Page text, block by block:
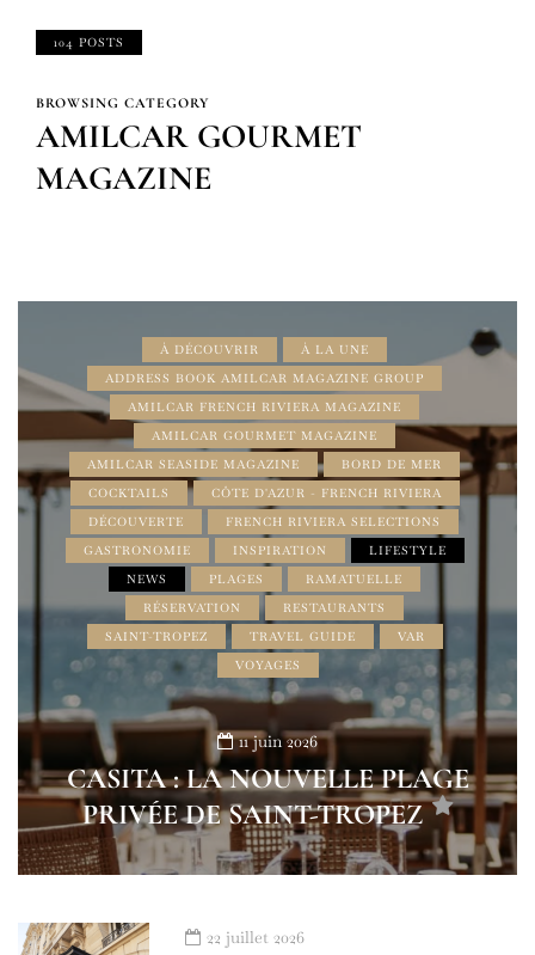
104 POSTS
BROWSING CATEGORY
AMILCAR GOURMET
MAGAZINE
À DÉCOUVRIR
À LA UNE
ADDRESS BOOK AMILCAR MAGAZINE GROUP
AMILCAR FRENCH RIVIERA MAGAZINE
AMILCAR GOURMET MAGAZINE
AMILCAR SEASIDE MAGAZINE
BORD DE MER
COCKTAILS
CÔTE D'AZUR - FRENCH RIVIERA
DÉCOUVERTE
FRENCH RIVIERA SELECTIONS
GASTRONOMIE
INSPIRATION
LIFESTYLE
NEWS
PLAGES
RAMATUELLE
RÉSERVATION
RESTAURANTS
SAINT-TROPEZ
TRAVEL GUIDE
VAR
VOYAGES
11 juin 2026
CASITA : LA NOUVELLE PLAGE
PRIVÉE DE SAINT-TROPEZ
22 juillet 2026